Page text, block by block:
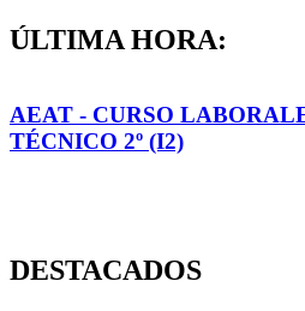
ÚLTIMA HORA:
AEAT - CURSO
TÉCNICO 2º (I2)
DESTACADOS